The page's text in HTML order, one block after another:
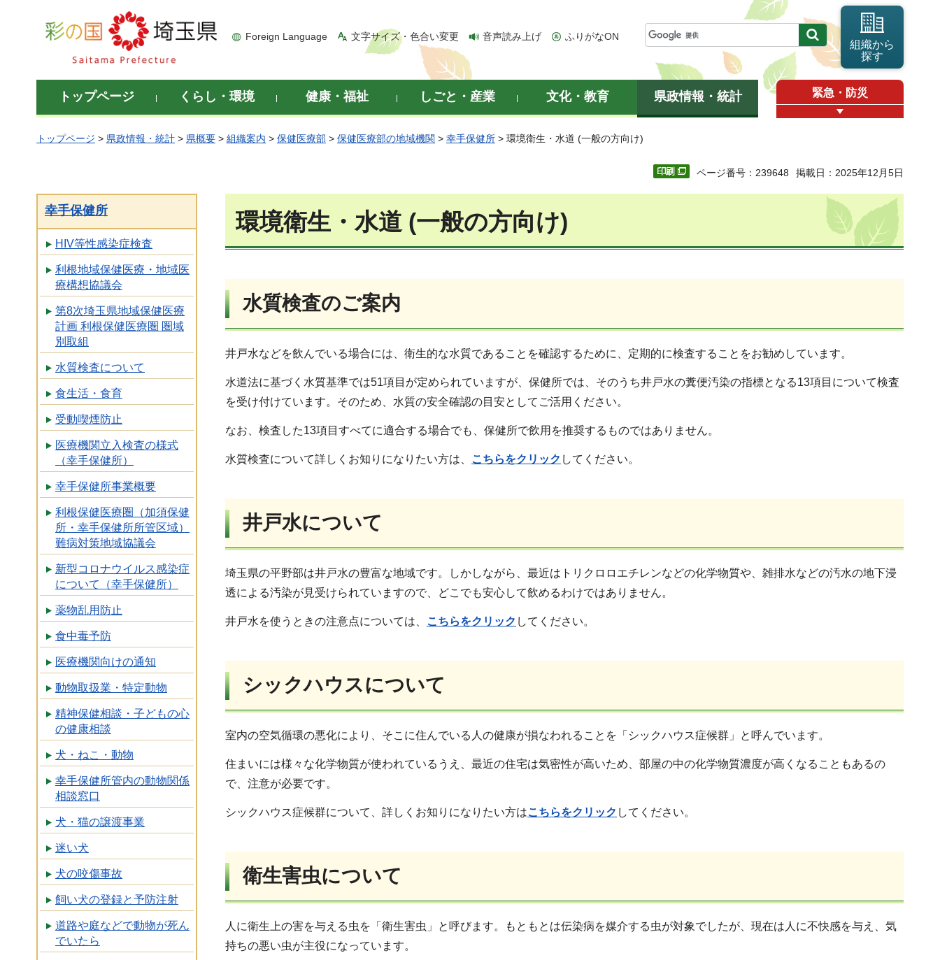
彩の国 埼玉県
Foreign Language 文字サイズ・色合い変更 音声読み上げ ふりがなON
組織から
探す
トップページ くらし・環境 健康・福祉 しごと・産業 文化・教育 県政情報・統計 緊急・防災
トップページ > 県政情報・統計 > 県概要 > 組織案内 > 保健医療部 > 保健医療部の地域機関 > 幸手保健所 > 環境衛生・水道 (一般の方向け)
ページ番号：239648 掲載日：2025年12月5日
幸手保健所
HIV等性感染症検査
利根地域保健医療・地域医
療構想協議会
第8次埼玉県地域保健医療
計画 利根保健医療圏 圏域
別取組
水質検査について
食生活・食育
受動喫煙防止
医療機関立入検査の様式
（幸手保健所）
幸手保健所事業概要
利根保健医療圏（加須保健
所・幸手保健所所管区域）
難病対策地域協議会
新型コロナウイルス感染症
について（幸手保健所）
薬物乱用防止
食中毒予防
医療機関向けの通知
動物取扱業・特定動物
精神保健相談・子どもの心
の健康相談
犬・ねこ・動物
幸手保健所管内の動物関係
相談窓口
犬・猫の譲渡事業
迷い犬
犬の咬傷事故
飼い犬の登録と予防注射
道路や庭などで動物が死ん
でいたら
環境衛生・水道 (一般の方向け)
水質検査のご案内
井戸水などを飲んでいる場合には、衛生的な水質であることを確認するために、定期的に検査することをお勧めしています。
水道法に基づく水質基準では51項目が定められていますが、保健所では、そのうち井戸水の糞便汚染の指標となる13項目について検査
を受け付けています。そのため、水質の安全確認の目安としてご活用ください。
なお、検査した13項目すべてに適合する場合でも、保健所で飲用を推奨するものではありません。
水質検査について詳しくお知りになりたい方は、 こちらをクリック してください。
井戸水について
埼玉県の平野部は井戸水の豊富な地域です。しかしながら、最近はトリクロロエチレンなどの化学物質や、雑排水などの汚水の地下浸
透による汚染が見受けられていますので、どこでも安心して飲めるわけではありません。
井戸水を使うときの注意点については、 こちらをクリック してください。
シックハウスについて
室内の空気循環の悪化により、そこに住んでいる人の健康が損なわれることを「シックハウス症候群」と呼んでいます。
住まいには様々な化学物質が使われているうえ、最近の住宅は気密性が高いため、部屋の中の化学物質濃度が高くなることもあるの
で、注意が必要です。
シックハウス症候群について、詳しくお知りになりたい方はこちらをクリック してください。
衛生害虫について
人に衛生上の害を与える虫を「衛生害虫」と呼びます。もともとは伝染病を媒介する虫が対象でしたが、現在は人に不快感を与え、気
持ちの悪い虫が主役になっています。